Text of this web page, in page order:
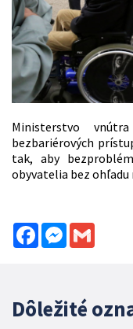
Ministerstvo
bezbariérových
tak, aby
obyvatelia bez ohľadu
FacebookMessenger
Dôležité